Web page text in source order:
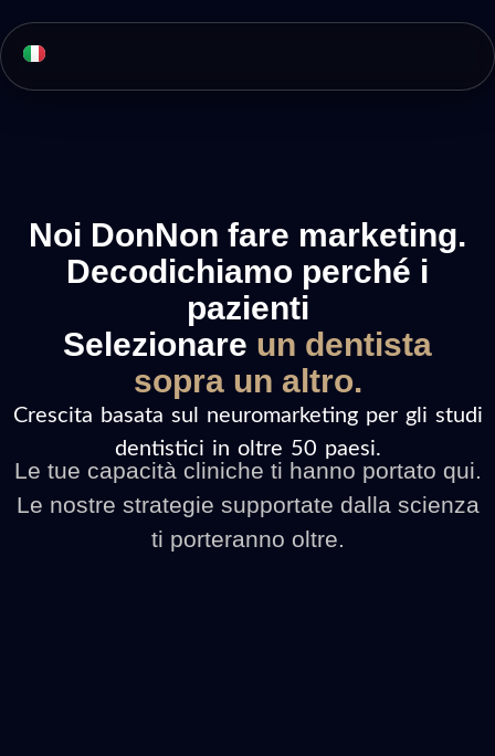
Noi DonNon fare marketing.
Decodichiamo perché i
pazienti
Selezionare un dentista
sopra un altro.
Crescita basata sul neuromarketing per gli studi
dentistici in oltre 50 paesi.
Le tue capacità cliniche ti hanno portato qui.
Le nostre strategie supportate dalla scienza
ti porteranno oltre.